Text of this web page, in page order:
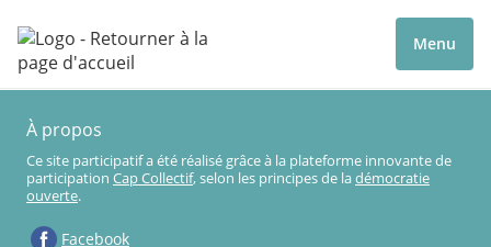
Menu
À propos
Ce site participatif a été réalisé grâce à la plateforme innovante de
participation Cap Collectif, selon les principes de ladémocratie
ouverte.
Facebook